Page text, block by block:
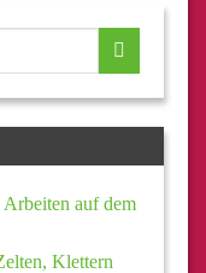
auf dem
Klettern